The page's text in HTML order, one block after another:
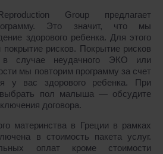
Group предлагает
Это значит, что мы
здорового ребенка. Для этого
рисков. Покрытие рисков
в случае неудачного ЭКО или
мы повторим программу за счет
у вас здорового ребенка. При
пол малыша ― обсудите
договора.
материнства в Греции в рамках
в стоимость пакета услуг.
оплат кроме стоимости